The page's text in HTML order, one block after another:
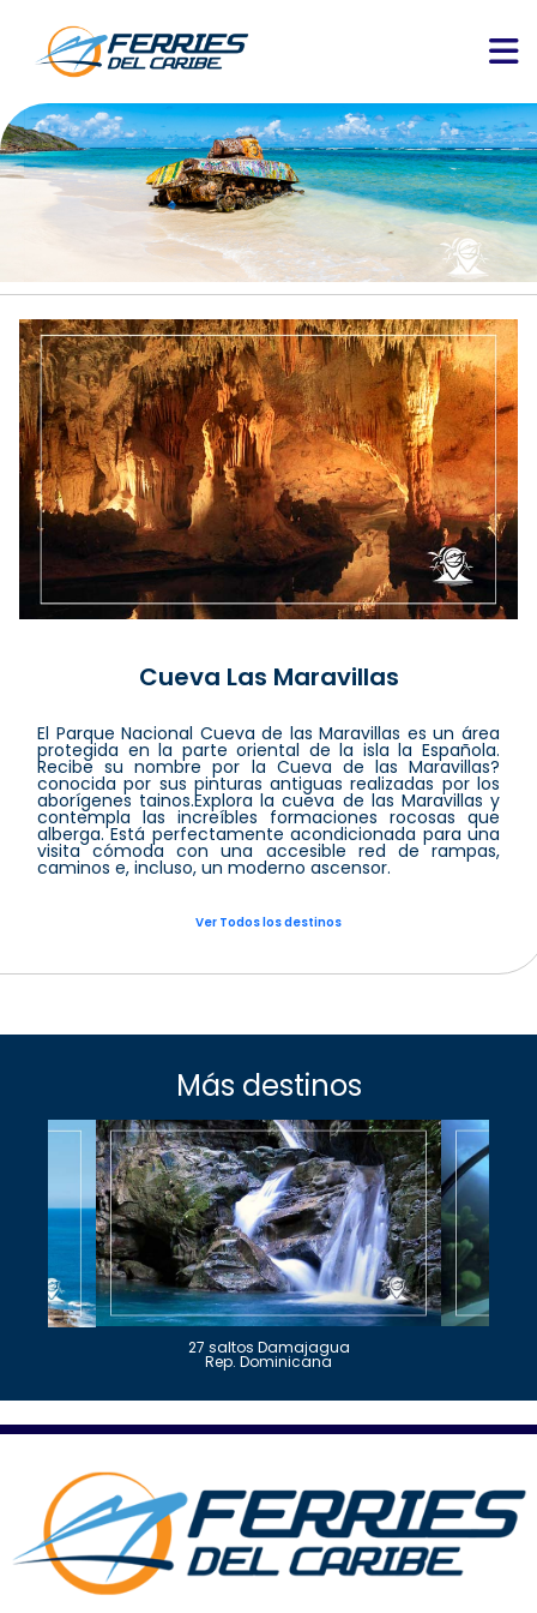
Cueva Las Maravillas
El Parque Nacional Cueva de las Maravillas es un área
protegida en la parte oriental de la isla la Española.
Recibe su nombre por la Cueva de las Maravillas?
conocida por sus pinturas antiguas realizadas por los
aborígenes tainos.Explora la cueva de las Maravillas y
contempla las increíbles formaciones rocosas que
alberga. Está perfectamente acondicionada para una
visita cómoda con una accesible red de rampas,
caminos e, incluso, un moderno ascensor.
Ver Todos los destinos
Más destinos
27 saltos Damajagua
Rep. Dominicana